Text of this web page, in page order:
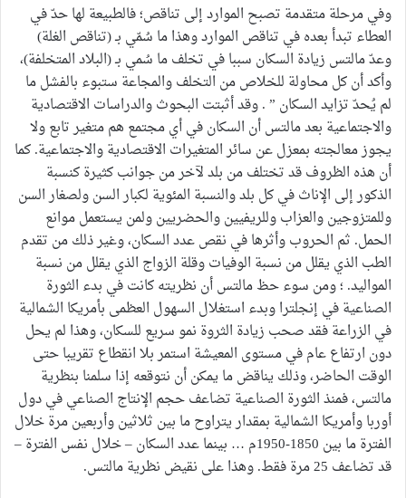
وفي مرحلة متقدمة تصبح الموارد إلى تناقص؛ فالطبيعة لها حدّ في
العطاء تبدأ بعده في تناقص الموارد وهذا ما سُمّي بـ (تناقص الغلة)
وعدّ مالتس زيادة السكان سببا في تخلف ما سُمي بـ (البلاد المتخلفة)،
وأكد أن كل محاولة للخلاص من التخلف والمجاعة ستبوء بالفشل ما
لم يُحدّ تزايد السكان ” . وقد أثبتت البحوث والدراسات الاقتصادية
والاجتماعية بعد مالتس أن السكان في أي مجتمع هم متغير تابع ولا
يجوز معالجته بمعزل عن سائر المتغيرات الاقتصادية والاجتماعية. كما
أن هذه الظروف قد تختلف من بلد لآخر من جوانب كثيرة كنسبة
الذكور إلى الإناث في كل بلد والنسبة المئوية لكبار السن ولصغار السن
وللمتزوجين والعزاب وللريفيين والحضريين ولمن يستعمل موانع
الحمل. ثم الحروب وأثرها في نقص عدد السكان، وغير ذلك من تقدم
الطب الذي يقلل من نسبة الوفيات وقلة الزواج الذي يقلل من نسبة
المواليد. ؛ ومن سوء حظ مالتس أن نظريته كانت في بدء الثورة
الصناعية في إنجلترا وبدء استغلال السهول العظمى بأمريكا الشمالية
في الزراعة فقد صحب زيادة الثروة نمو سريع للسكان، وهذا لم يحل
دون ارتفاع عام في مستوى المعيشة استمر بلا انقطاع تقريبا حتى
الوقت الحاضر، وذلك يناقض ما يمكن أن نتوقعه إذا سلمنا بنظرية
مالتس، فمنذ الثورة الصناعية تضاعف حجم الإنتاج الصناعي في دول
أوربا وأمريكا الشمالية بمقدار يتراوح ما بين ثلاثين وأربعين مرة خلال
الفترة ما بين 1850-1950م … بينما عدد السكان – خلال نفس الفترة –
قد تضاعف 25 مرة فقط. وهذا على نقيض نظرية مالتس.